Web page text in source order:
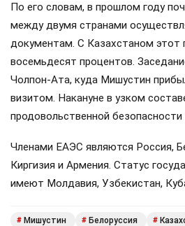
По его словам, в прошлом году
между двумя странами
документам. С Казахстаном этот
восемьдесят процентов.
Чолпон-Ата, куда Мишустин
визитом. Накануне в узком
продовольственной
Членами ЕАЭС являются Россия,
Киргизия и Армения. Статус
имеют Молдавия, Узбекистан,
# Мишустин # Белоруссия #